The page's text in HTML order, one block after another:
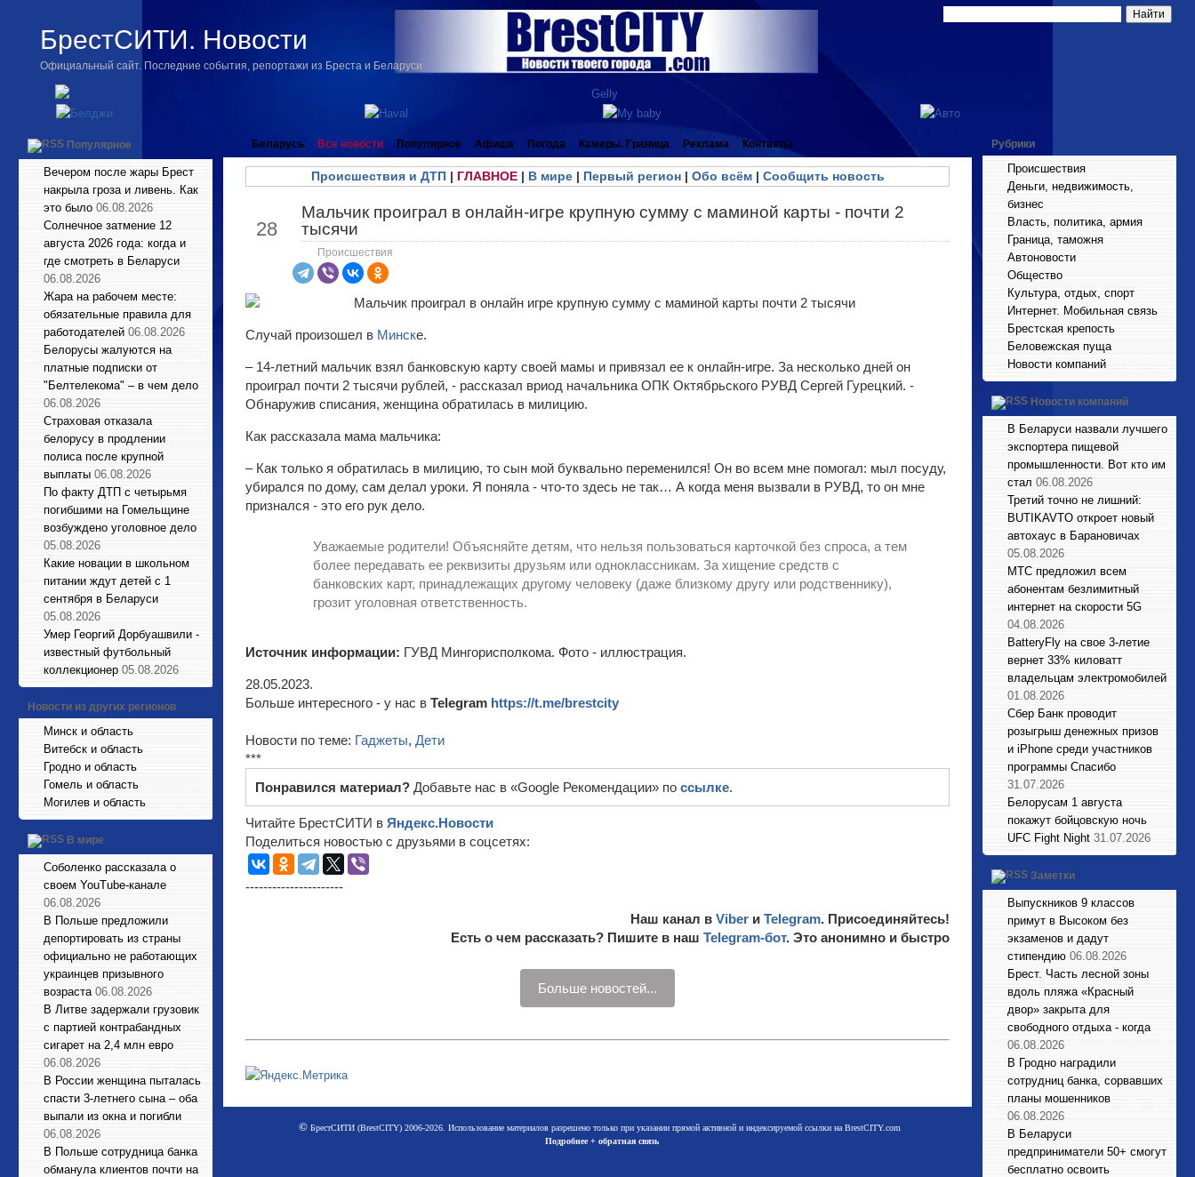
БрестСИТИ. Новости
Официальный сайт. Последние события, репортажи из Бреста и Беларуси
Популярное
Вечером после жары Брест
накрыла гроза и ливень. Как
это было 06.08.2026
Солнечное затмение 12
августа 2026 года: когда и
где смотреть в Беларуси
06.08.2026
Жара на рабочем месте:
обязательные правила для
работодателей 06.08.2026
Белорусы жалуются на
платные подписки от
"Белтелекома" – в чем дело
06.08.2026
Страховая отказала
белорусу в продлении
полиса после крупной
выплаты 06.08.2026
По факту ДТП с четырьмя
погибшими на Гомельщине
возбуждено уголовное дело
05.08.2026
Какие новации в школьном
питании ждут детей с 1
сентября в Беларуси
05.08.2026
Умер Георгий Дорбуашвили -
известный футбольный
коллекционер 05.08.2026
Новости из других регионов
Минск и область
Витебск и область
Гродно и область
Гомель и область
Могилев и область
В мире
Соболенко рассказала о
своем YouTube-канале
06.08.2026
В Польше предложили
депортировать из страны
официально не работающих
украинцев призывного
возраста 06.08.2026
В Литве задержали грузовик
с партией контрабандных
сигарет на 2,4 млн евро
06.08.2026
В России женщина пыталась
спасти 3-летнего сына – оба
выпали из окна и погибли
06.08.2026
В Польше сотрудница банка
обманула клиентов почти на
Беларусь Все новости Популярное Афиша Погода Камеры. Граница Реклама Контакты
Происшествия и ДТП| ГЛАВНОЕ| В мире| Первый регион| Обо всём| Сообщить новость
28
Мальчик проиграл в онлайн-игре крупную сумму с маминой карты - почти 2
тысячи
Происшествия
Случай произошел в Минске.
– 14-летний мальчик взял банковскую карту своей мамы и привязал ее к онлайн-игре. За несколько дней он
проиграл почти 2 тысячи рублей, - рассказал вриод начальника ОПК Октябрьского РУВД Сергей Гурецкий. -
Обнаружив списания, женщина обратилась в милицию.
Как рассказала мама мальчика:
– Как только я обратилась в милицию, то сын мой буквально переменился! Он во всем мне помогал: мыл посуду,
убирался по дому, сам делал уроки. Я поняла - что-то здесь не так… А когда меня вызвали в РУВД, то он мне
признался - это его рук дело.
Уважаемые родители! Объясняйте детям, что нельзя пользоваться карточкой без спроса, а тем
более передавать ее реквизиты друзьям или одноклассникам. За хищение средств с
банковских карт, принадлежащих другому человеку (даже близкому другу или родственнику),
грозит уголовная ответственность.
Источник информации: ГУВД Мингорисполкома. Фото - иллюстрация.
28.05.2023.
Больше интересного - у нас в Telegram https://t.me/brestcity
Новости по теме: Гаджеты, Дети
***
Понравился материал? Добавьте нас в «Google Рекомендации» по ссылке.
Читайте БрестСИТИ в Яндекс.Новости
Поделиться новостью с друзьями в соцсетях:
----------------------
Наш канал в Viber и Telegram. Присоединяйтесь!
Есть о чем рассказать? Пишите в наш Telegram-бот. Это анонимно и быстро
Больше новостей...
©БрестСИТИ (BrestCITY) 2006-2026. Использование материалов разрешено только при указании прямой активной и индексируемой ссылки на BrestCITY.com
Подробнее + обратная связь
Рубрики
Происшествия
Деньги, недвижимость,
бизнес
Власть, политика, армия
Граница, таможня
Автоновости
Общество
Культура, отдых, спорт
Интернет. Мобильная связь
Брестская крепость
Беловежская пуща
Новости компаний
Новости компаний
В Беларуси назвали лучшего
экспортера пищевой
промышленности. Вот кто им
стал 06.08.2026
Третий точно не лишний:
BUTIKAVTO откроет новый
автохаус в Барановичах
05.08.2026
МТС предложил всем
абонентам безлимитный
интернет на скорости 5G
04.08.2026
BatteryFly на свое 3-летие
вернет 33% киловатт
владельцам электромобилей
01.08.2026
Сбер Банк проводит
розыгрыш денежных призов
и iPhone среди участников
программы Спасибо
31.07.2026
Белорусам 1 августа
покажут бойцовскую ночь
UFC Fight Night 31.07.2026
Заметки
Выпускников 9 классов
примут в Высоком без
экзаменов и дадут
стипендию 06.08.2026
Брест. Часть лесной зоны
вдоль пляжа «Красный
двор» закрыта для
свободного отдыха - когда
06.08.2026
В Гродно наградили
сотрудниц банка, сорвавших
планы мошенников
06.08.2026
В Беларуси
предприниматели 50+ смогут
бесплатно освоить